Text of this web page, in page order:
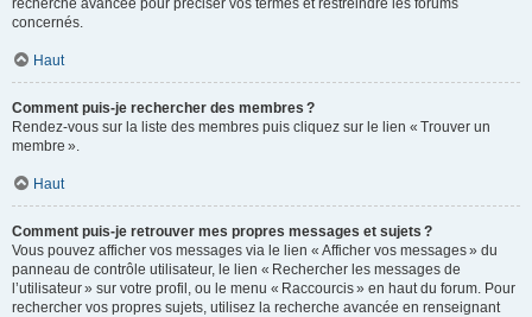
recherche avancée pour préciser vos termes et restreindre les forums
concernés.
Haut
Comment puis-je rechercher des membres ?
Rendez-vous sur la liste des membres puis cliquez sur le lien « Trouver un
membre ».
Haut
Comment puis-je retrouver mes propres messages et sujets ?
Vous pouvez afficher vos messages via le lien « Afficher vos messages » du
panneau de contrôle utilisateur, le lien « Rechercher les messages de
l’utilisateur » sur votre profil, ou le menu « Raccourcis » en haut du forum. Pour
rechercher vos propres sujets, utilisez la recherche avancée en renseignant